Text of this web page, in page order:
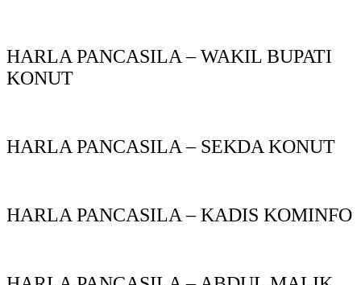
HARLA PANCASILA – WAKIL BUPATI
KONUT
HARLA PANCASILA – SEKDA KONUT
HARLA PANCASILA – KADIS KOMINFO